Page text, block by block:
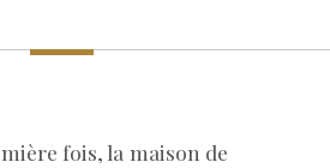
fois, la maison de